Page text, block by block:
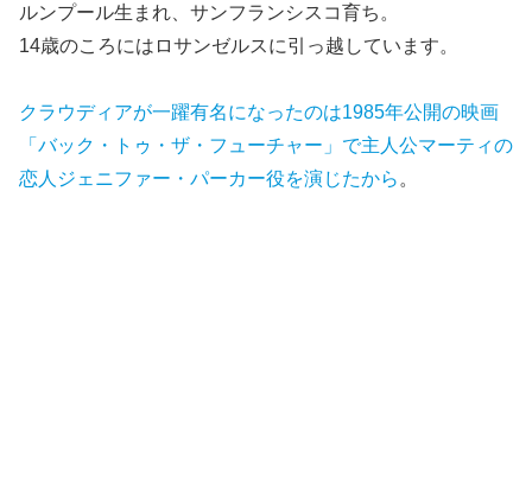
ルンプール生まれ、サンフランシスコ育ち。
14歳のころにはロサンゼルスに引っ越しています。
クラウディアが一躍有名になったのは1985年公開の映画
「バック・トゥ・ザ・フューチャー」で主人公マーティの
恋人ジェニファー・パーカー役を演じたから 。